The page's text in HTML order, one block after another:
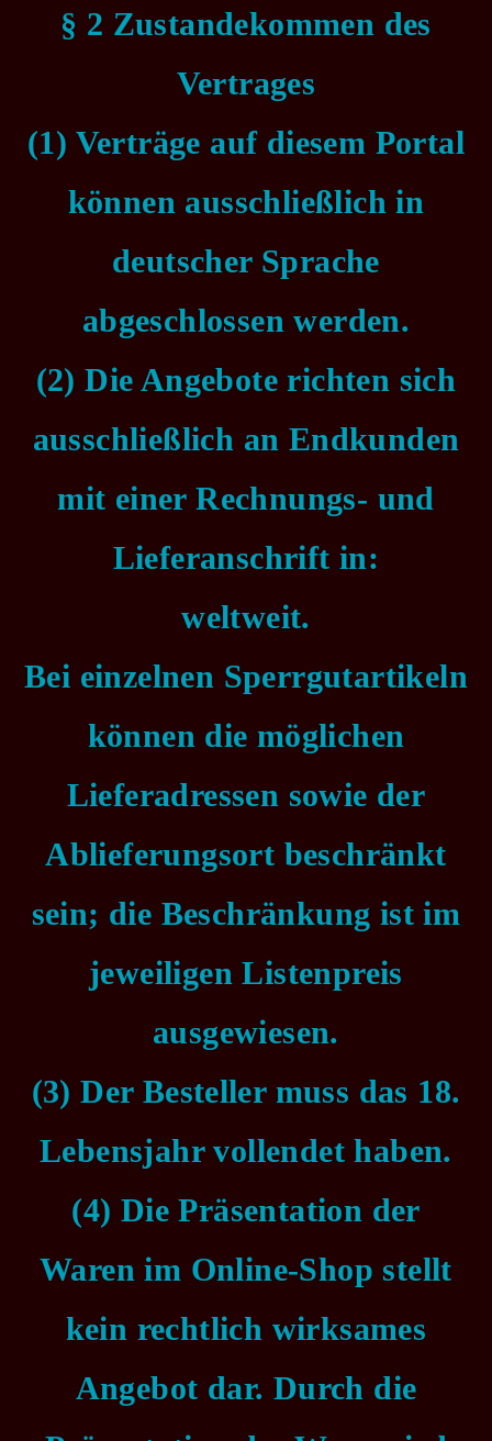
§ 2 Zustandekommen des
Vertrages
(1) Verträge auf diesem Portal
können ausschließlich in
deutscher Sprache
abgeschlossen werden.
(2) Die Angebote richten sich
ausschließlich an Endkunden
mit einer Rechnungs- und
Lieferanschrift in:
weltweit.
Bei einzelnen Sperrgutartikeln
können die möglichen
Lieferadressen sowie der
Ablieferungsort beschränkt
sein; die Beschränkung ist im
jeweiligen Listenpreis
ausgewiesen.
(3) Der Besteller muss das 18.
Lebensjahr vollendet haben.
(4) Die Präsentation der
Waren im Online-Shop stellt
kein rechtlich wirksames
Angebot dar. Durch die